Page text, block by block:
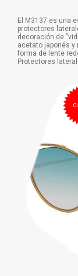
El M3137 es una
protectores
decoración de
acetato japonés y
forma de lente
Protectores